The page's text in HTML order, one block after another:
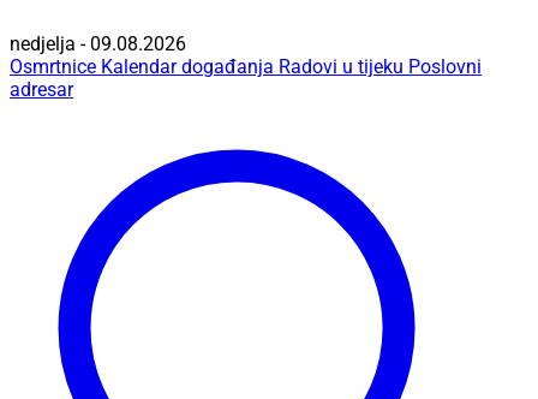
nedjelja - 09.08.2026
Osmrtnice Kalendar događanja Radovi u tijeku Poslovni
adresar